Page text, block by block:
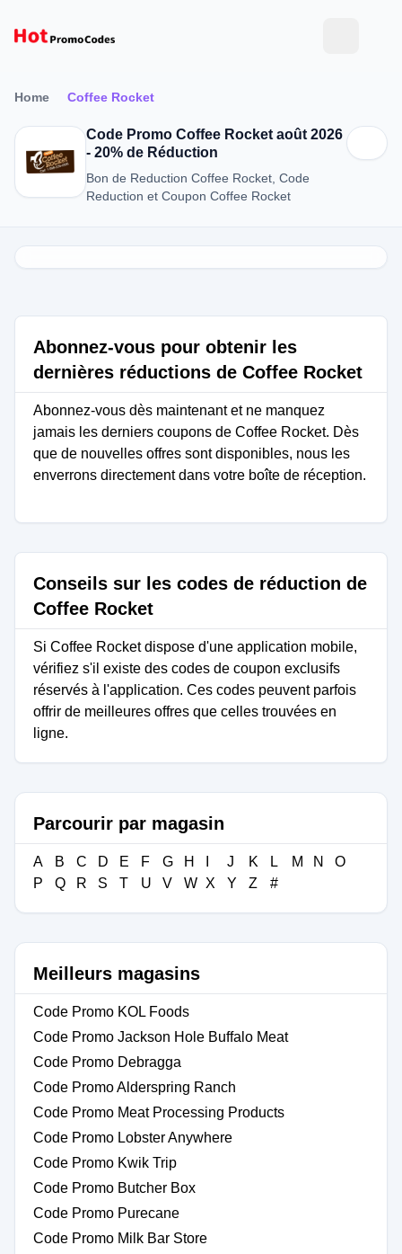
Home Coffee Rocket
Code Promo Coffee Rocket août 2026
- 20% de Réduction
Bon de Reduction Coffee Rocket, Code
Reduction et Coupon Coffee Rocket
Abonnez-vous pour obtenir les
dernières réductions de Coffee Rocket
Abonnez-vous dès maintenant et ne manquez
jamais les derniers coupons de Coffee Rocket. Dès
que de nouvelles offres sont disponibles, nous les
enverrons directement dans votre boîte de réception.
Conseils sur les codes de réduction de
Coffee Rocket
Si Coffee Rocket dispose d'une application mobile,
vérifiez s'il existe des codes de coupon exclusifs
réservés à l'application. Ces codes peuvent parfois
offrir de meilleures offres que celles trouvées en
ligne.
Parcourir par magasin
A B C D E F G H J K L M N
O
P
Q R S T U V W X Y Z #
Meilleurs magasins
Code Promo KOL Foods
Code Promo Jackson Hole Buffalo Meat
Code Promo Debragga
Code Promo Alderspring Ranch
Code Promo Meat Processing Products
Code Promo Lobster Anywhere
Code Promo Kwik Trip
Code Promo Butcher Box
Code Promo Purecane
Code Promo Milk Bar Store